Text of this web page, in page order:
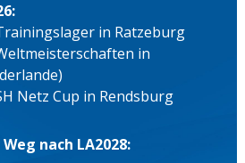
in Ratzeburg
in
Netz Cup in Rendsburg
nach LA2028: